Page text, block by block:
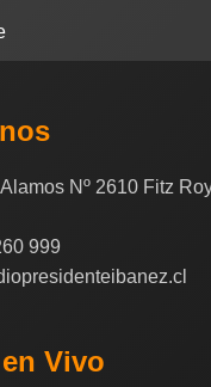
Nº 2610 Fitz
999
Vivo